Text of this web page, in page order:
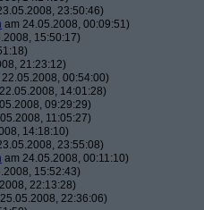
23:50:46)
am 24.05.2008, 00:09:51)
15:50:17)
21:23:12)
00:54:00)
14:01:28)
09:29:29)
11:05:27)
14:18:10)
23:55:08)
am 24.05.2008, 00:11:10)
15:52:43)
22:13:28)
22:36:06)